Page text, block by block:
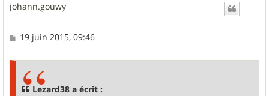
johann.gouwy
M19 juin 2015, 09:46
Lezard38 a écrit :